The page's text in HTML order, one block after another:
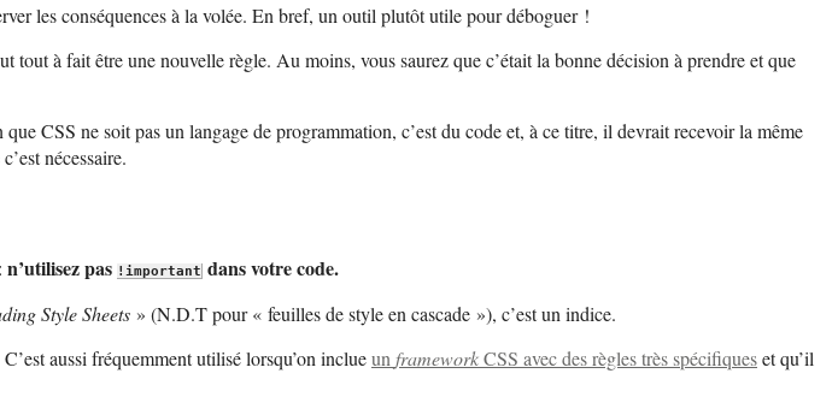
les conséquences à la volée. En bref, un outil plutôt utile pour déboguer !
à fait être une nouvelle règle. Au moins, vous saurez que c’était la bonne décision à prendre et que
que CSS ne soit pas un langage de programmation, c’est du code et, à ce titre, il devrait recevoir la même
nécessaire.
n’utilisez pas !important dans votre code.
Style Sheets » (N.D.T pour « feuilles de style en cascade »), c’est un indice.
aussi fréquemment utilisé lorsqu’on inclueun frameworkCSS avec des règles très spécifiqueset qu’il